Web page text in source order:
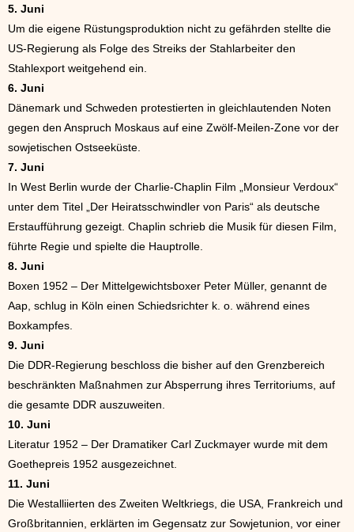
5. Juni
Um die eigene Rüstungsproduktion nicht zu gefährden stellte die
US-Regierung als Folge des Streiks der Stahlarbeiter den
Stahlexport weitgehend ein.
6. Juni
Dänemark und Schweden protestierten in gleichlautenden Noten
gegen den Anspruch Moskaus auf eine Zwölf-Meilen-Zone vor der
sowjetischen Ostseeküste.
7. Juni
In West Berlin wurde der Charlie-Chaplin Film „Monsieur Verdoux“
unter dem Titel „Der Heiratsschwindler von Paris“ als deutsche
Erstaufführung gezeigt. Chaplin schrieb die Musik für diesen Film,
führte Regie und spielte die Hauptrolle.
8. Juni
Boxen 1952 – Der Mittelgewichtsboxer Peter Müller, genannt de
Aap, schlug in Köln einen Schiedsrichter k. o. während eines
Boxkampfes.
9. Juni
Die DDR-Regierung beschloss die bisher auf den Grenzbereich
beschränkten Maßnahmen zur Absperrung ihres Territoriums, auf
die gesamte DDR auszuweiten.
10. Juni
Literatur 1952 – Der Dramatiker Carl Zuckmayer wurde mit dem
Goethepreis 1952 ausgezeichnet.
11. Juni
Die Westalliierten des Zweiten Weltkriegs, die USA, Frankreich und
Großbritannien, erklärten im Gegensatz zur Sowjetunion, vor einer